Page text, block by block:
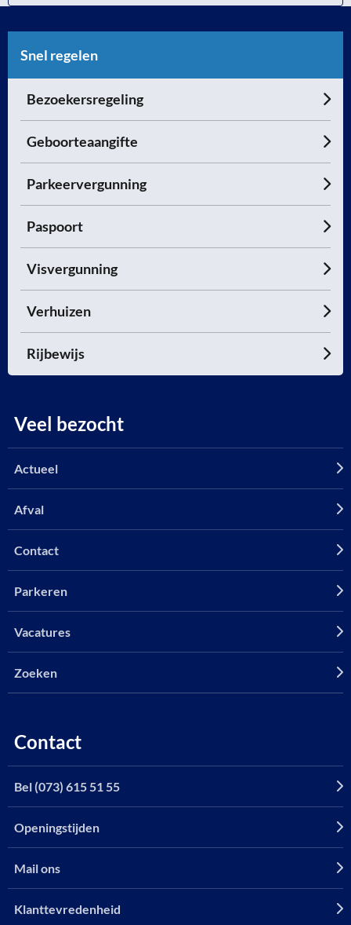
Snel regelen
Bezoekersregeling
Geboorteaangifte
Parkeervergunning
Paspoort
Visvergunning
Verhuizen
Rijbewijs
Veel bezocht
Actueel
Afval
Contact
Parkeren
Vacatures
Zoeken
Contact
Bel (073) 615 51 55
Openingstijden
Mail ons
Klanttevredenheid